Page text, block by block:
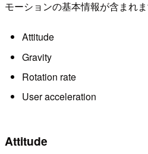
モーションの基本情報が含まれま
Attitude
Gravity
Rotation rate
User acceleration
Attitude